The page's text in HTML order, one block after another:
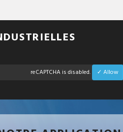
reCAPTCHA is disabled. ✓ Allow